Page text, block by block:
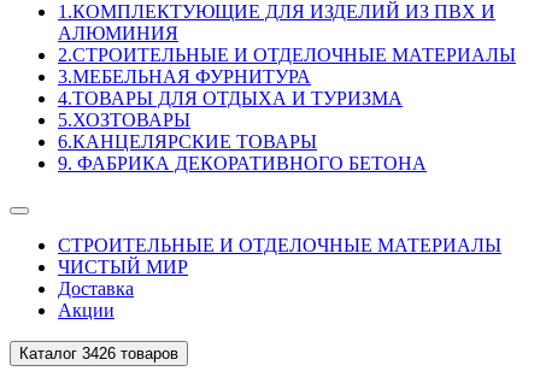
1.КОМПЛЕКТУЮЩИЕ ДЛЯ ИЗДЕЛИЙ ИЗ ПВХ И
АЛЮМИНИЯ
2.СТРОИТЕЛЬНЫЕ И ОТДЕЛОЧНЫЕ МАТЕРИАЛЫ
3.МЕБЕЛЬНАЯ ФУРНИТУРА
4.ТОВАРЫ ДЛЯ ОТДЫХА И ТУРИЗМА
5.ХОЗТОВАРЫ
6.КАНЦЕЛЯРСКИЕ ТОВАРЫ
9. ФАБРИКА ДЕКОРАТИВНОГО БЕТОНА
СТРОИТЕЛЬНЫЕ И ОТДЕЛОЧНЫЕ МАТЕРИАЛЫ
ЧИСТЫЙ МИР
Доставка
Акции
Каталог 3426 товаров